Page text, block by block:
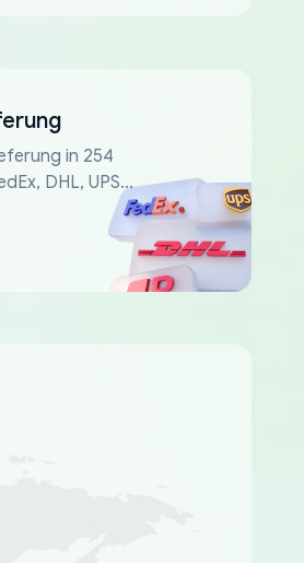
in 254
DHL, UPS...